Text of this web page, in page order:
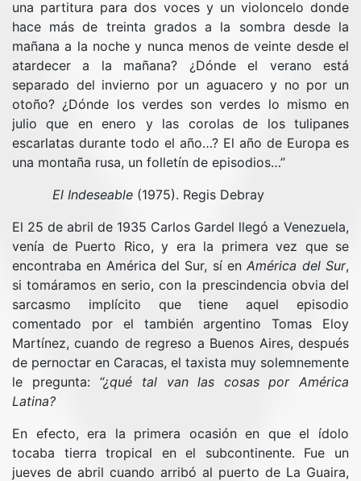
una partitura para dos voces y un violoncelo donde
hace más de treinta grados a la sombra desde la
mañana a la noche y nunca menos de veinte desde el
atardecer a la mañana? ¿Dónde el verano está
separado del invierno por un aguacero y no por un
otoño? ¿Dónde los verdes son verdes lo mismo en
julio que en enero y las corolas de los tulipanes
escarlatas durante todo el año…? El año de Europa es
una montaña rusa, un folletín de episodios…”
El Indeseable (1975). Regis Debray
El 25 de abril de 1935 Carlos Gardel llegó a Venezuela,
venía de Puerto Rico, y era la primera vez que se
encontraba en América del Sur, sí enAmérica del Sur,
si tomáramos en serio, con la prescindencia obvia del
sarcasmo implícito que tiene aquel episodio
comentado por el también argentino Tomas Eloy
Martínez, cuando de regreso a Buenos Aires, después
de pernoctar en Caracas, el taxista muy solemnemente
le pregunta: “¿qué tal van las cosas por América
Latina?
En efecto, era la primera ocasión en que el ídolo
tocaba tierra tropical en el subcontinente. Fue un
jueves de abril cuando arribó al puerto de La Guaira,